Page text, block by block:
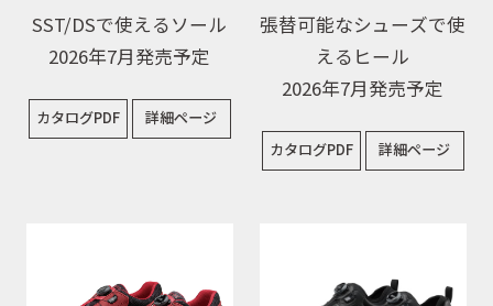
SST/DSで使えるソール
2026年7月発売予定
カタログPDF 詳細ページ
張替可能なシューズで使
えるヒール
2026年7月発売予定
カタログPDF 詳細ページ